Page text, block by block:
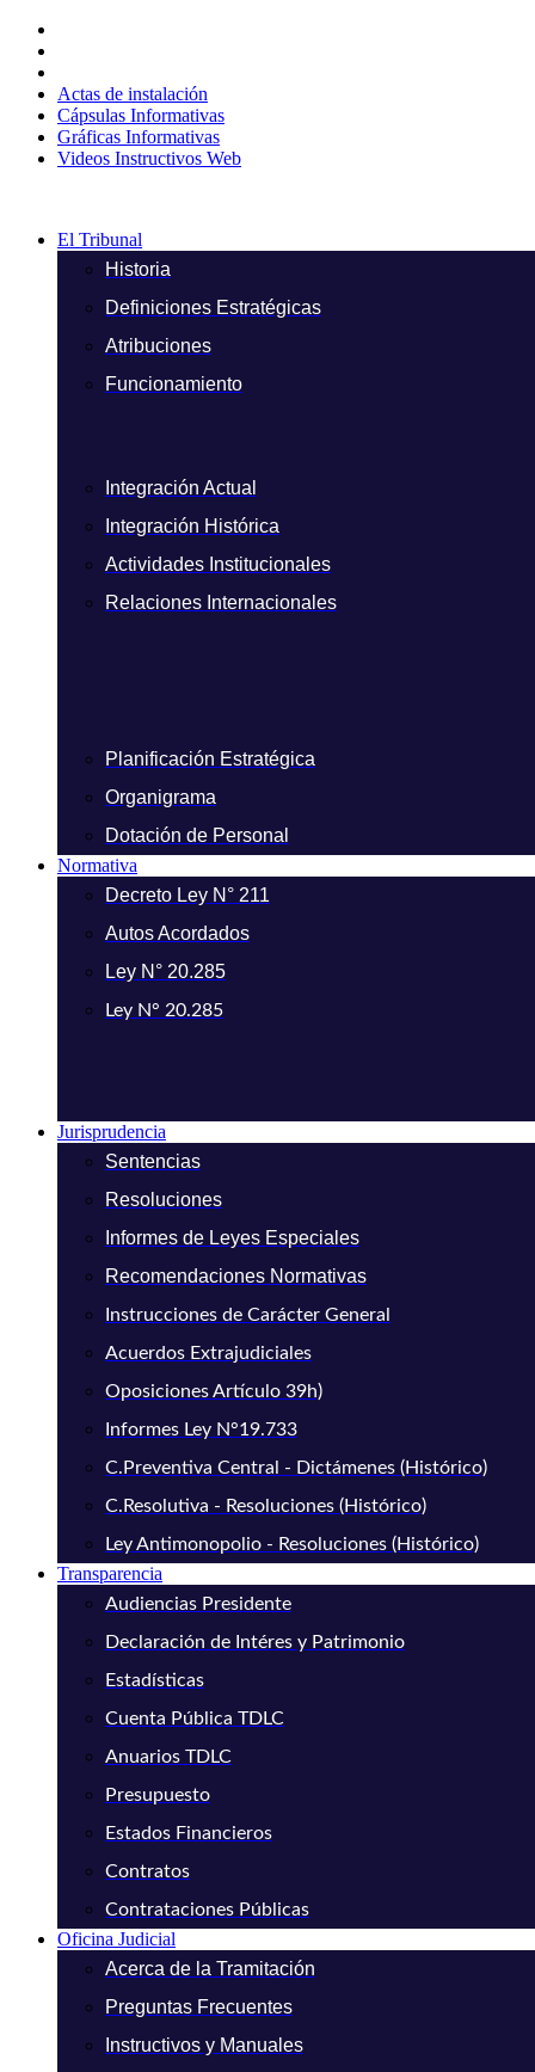
contenido
Actas de instalación
Cápsulas Informativas
Gráficas Informativas
Videos Instructivos Web
El Tribunal
Historia
Definiciones Estratégicas
Atribuciones
Funcionamiento
Integración Actual
Integración Histórica
Actividades Institucionales
Relaciones Internacionales
Planificación Estratégica
Organigrama
Dotación de Personal
Normativa
Decreto Ley N° 211
Autos Acordados
Ley N° 20.285
Ley N° 20.285
Jurisprudencia
Sentencias
Resoluciones
Informes de Leyes Especiales
Recomendaciones Normativas
Instrucciones de Carácter General
Acuerdos Extrajudiciales
Oposiciones Artículo 39h)
Informes Ley N°19.733
C.Preventiva Central - Dictámenes (Histórico)
C.Resolutiva - Resoluciones (Histórico)
Ley Antimonopolio - Resoluciones (Histórico)
Transparencia
Audiencias Presidente
Declaración de Intéres y Patrimonio
Estadísticas
Cuenta Pública TDLC
Anuarios TDLC
Presupuesto
Estados Financieros
Contratos
Contrataciones Públicas
Oficina Judicial
Acerca de la Tramitación
Preguntas Frecuentes
Instructivos y Manuales